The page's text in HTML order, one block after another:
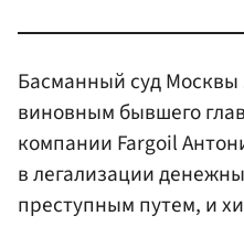
Басманный суд Москвы
виновным бывшего
компании Fargoil
в легализации
преступным путем, и